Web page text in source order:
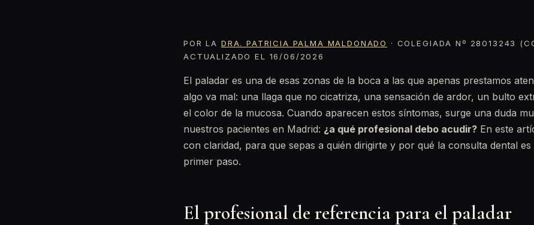
POR LA DRA. PATRICIA PALMA MALDONADO
· COLEGIADA Nº 28013243
ACTUALIZADO EL 16/06/2026
El paladar es una de esas zonas de la boca a las que apenas prestamos
algo va mal: una llaga que no cicatriza, una sensación de ardor, un bulto
el color de la mucosa. Cuando aparecen estos síntomas, surge una duda
nuestros pacientes en Madrid: ¿a qué profesional debo acudir? En este
con claridad, para que sepas a quién dirigirte y por qué la consulta dental es
primer paso.
El profesional de referencia para el paladar